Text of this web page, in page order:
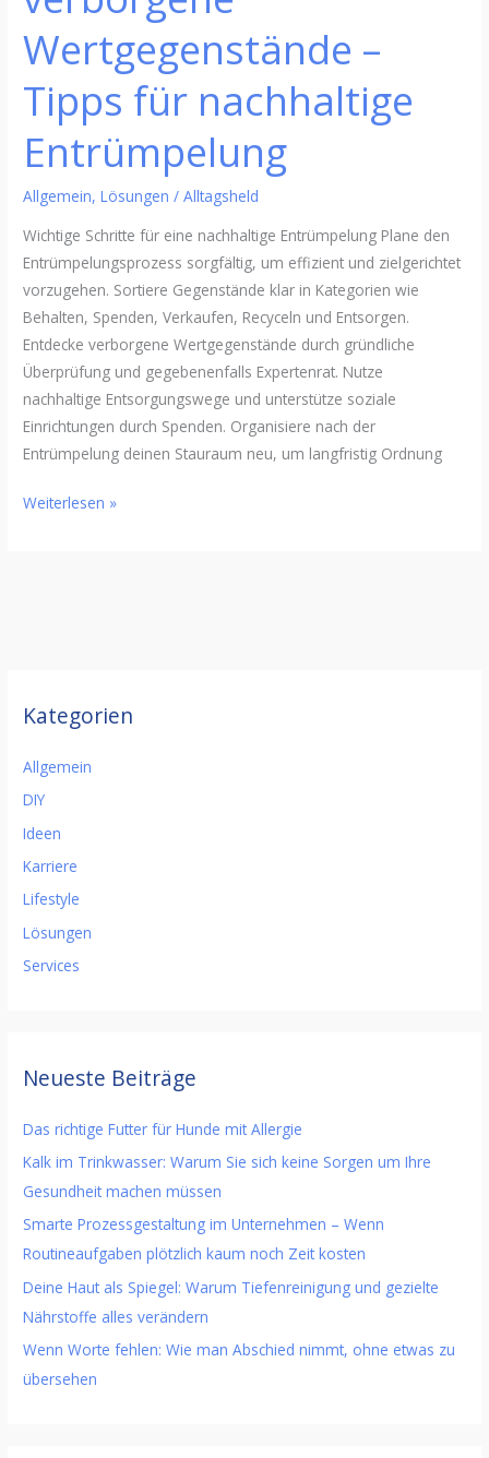
Wertgegenstände –
Tipps für nachhaltige
Entrümpelung
Allgemein,Lösungen /Alltagsheld
Wichtige Schritte für eine nachhaltige Entrümpelung Plane den
Entrümpelungsprozess sorgfältig, um effizient und zielgerichtet
vorzugehen. Sortiere Gegenstände klar in Kategorien wie
Behalten, Spenden, Verkaufen, Recyceln und Entsorgen.
Entdecke verborgene Wertgegenstände durch gründliche
Überprüfung und gegebenenfalls Expertenrat. Nutze
nachhaltige Entsorgungswege und unterstütze soziale
Einrichtungen durch Spenden. Organisiere nach der
Entrümpelung deinen Stauraum neu, um langfristig Ordnung
Weiterlesen »
Kategorien
Allgemein
DIY
Ideen
Karriere
Lifestyle
Lösungen
Services
Neueste Beiträge
Das richtige Futter für Hunde mit Allergie
Kalk im Trinkwasser: Warum Sie sich keine Sorgen um Ihre
Gesundheit machen müssen
Smarte Prozessgestaltung im Unternehmen – Wenn
Routineaufgaben plötzlich kaum noch Zeit kosten
Deine Haut als Spiegel: Warum Tiefenreinigung und gezielte
Nährstoffe alles verändern
Wenn Worte fehlen: Wie man Abschied nimmt, ohne etwas zu
übersehen